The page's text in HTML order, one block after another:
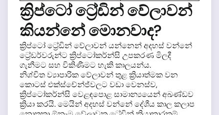
ක්‍රිප්ටෝ ට්‍රේඩින් වේලාවන්
කියන්නේ මොනවාද?
ක්‍රිප්ටෝ ට්‍රේඩින් වේලාවන් යන්නෙන් අදහස් වන්නේ
ට්‍රේඩර්වරුන්ට ක්‍රිප්ටෝකර්න්සි උපකරණ මිලදී
ගැනීමට සහ විකිණීමට හැකි කාලයන්ය.
නිශ්චිත ව්‍යාපාරික වේලාවන් තුළ ක්‍රියාත්මක වන
කොටස් එක්ස්චේන්ජ්වලට වඩා වෙනස්ව,
ක්‍රිප්ටෝකර්න්සි වෙළඳපොළ සාමාන්‍යයෙන් අඛණ්ඩව
ක්‍රියා කරයි. මෙයින් අදහස් වන්නේ දේශීය කාල කලාප